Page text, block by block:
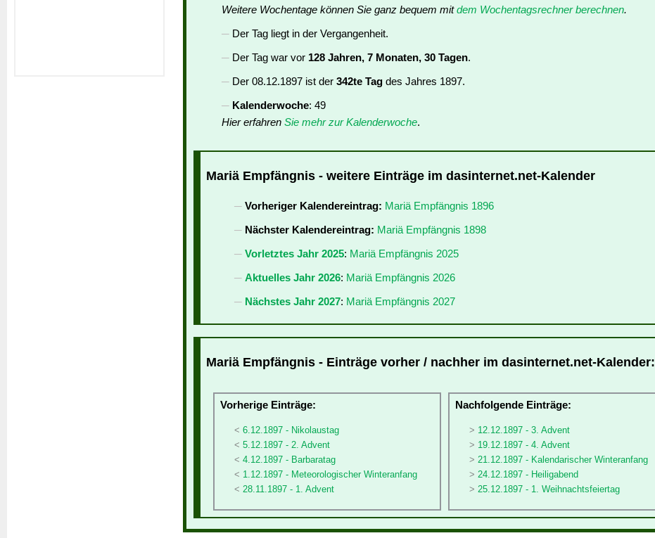
Weitere Wochentage können Sie ganz bequem mitdem Wochentagsrechner berechnen.
Der Tag liegt in der Vergangenheit.
Der Tag war vor 128 Jahren, 7 Monaten, 30 Tagen.
Der 08.12.1897 ist der 342te Tag des Jahres 1897.
Kalenderwoche: 49
Hier erfahren Sie mehr zur Kalenderwoche.
Mariä Empfängnis - weitere Einträge im dasinternet.net-Kalender
Vorheriger Kalendereintrag: Mariä Empfängnis 1896
Nächster Kalendereintrag: Mariä Empfängnis 1898
Vorletztes Jahr 2025: Mariä Empfängnis 2025
Aktuelles Jahr 2026: Mariä Empfängnis 2026
Nächstes Jahr 2027: Mariä Empfängnis 2027
Mariä Empfängnis - Einträge vorher / nachher im dasinternet.net-Kalender:
Vorherige Einträge:
6.12.1897 - Nikolaustag
5.12.1897 - 2. Advent
4.12.1897 - Barbaratag
1.12.1897 - Meteorologischer Winteranfang
28.11.1897 - 1. Advent
Nachfolgende Einträge:
12.12.1897 - 3. Advent
19.12.1897 - 4. Advent
21.12.1897 - Kalendarischer Winteranfang
24.12.1897 - Heiligabend
25.12.1897 - 1. Weihnachtsfeiertag